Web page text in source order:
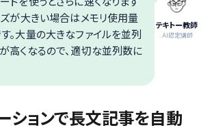
テキトー教師
.AI認定講師
ズが大きい場合はメモリ使用量
。大量の大きなファイルを並列
高くなるので、適切な並列数に
ションで長文記事を自動